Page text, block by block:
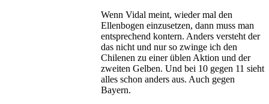
Wenn Vidal meint, wieder mal den
Ellenbogen einzusetzen, dann muss man
entsprechend kontern. Anders versteht der
das nicht und nur so zwinge ich den
Chilenen zu einer üblen Aktion und der
zweiten Gelben. Und bei 10 gegen 11 sieht
alles schon anders aus. Auch gegen
Bayern.